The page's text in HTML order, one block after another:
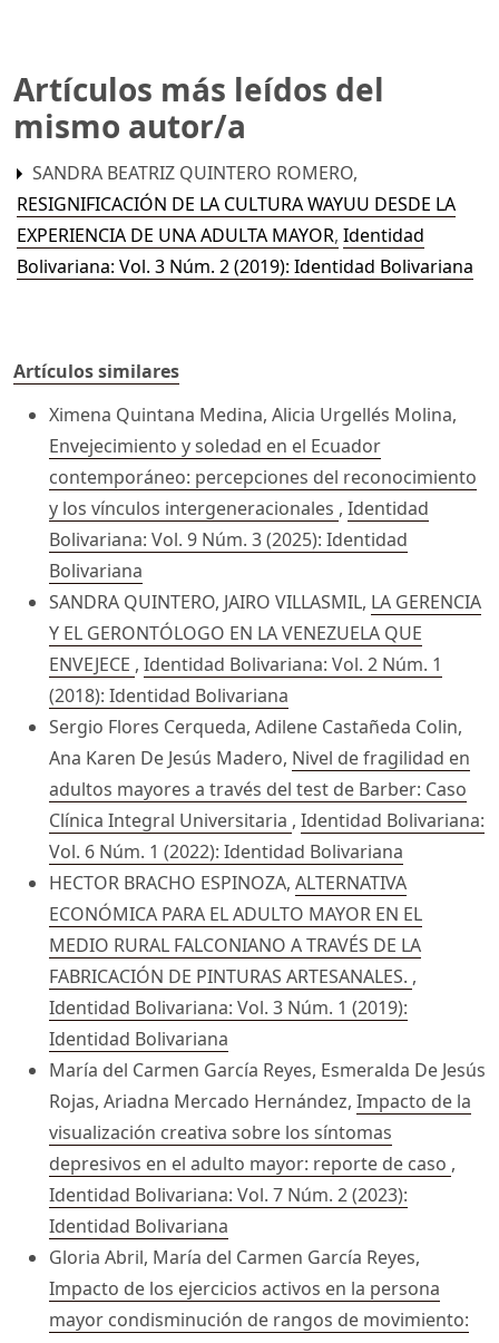
Artículos más leídos del
mismo autor/a
SANDRA BEATRIZ QUINTERO ROMERO,
RESIGNIFICACIÓN DE LA CULTURA WAYUU DESDE LA
EXPERIENCIA DE UNA ADULTA MAYOR, Identidad
Bolivariana: Vol. 3 Núm. 2 (2019): Identidad Bolivariana
Artículos similares
Ximena Quintana Medina, Alicia Urgellés Molina,
Envejecimiento y soledad en el Ecuador
contemporáneo: percepciones del reconocimiento
y los vínculos intergeneracionales , Identidad
Bolivariana: Vol. 9 Núm. 3 (2025): Identidad
Bolivariana
SANDRA QUINTERO, JAIRO VILLASMIL, LA GERENCIA
Y EL GERONTÓLOGO EN LA VENEZUELA QUE
ENVEJECE , Identidad Bolivariana: Vol. 2 Núm. 1
(2018): Identidad Bolivariana
Sergio Flores Cerqueda, Adilene Castañeda Colin,
Ana Karen De Jesús Madero, Nivel de fragilidad en
adultos mayores a través del test de Barber: Caso
Clínica Integral Universitaria , Identidad Bolivariana:
Vol. 6 Núm. 1 (2022): Identidad Bolivariana
HECTOR BRACHO ESPINOZA, ALTERNATIVA
ECONÓMICA PARA EL ADULTO MAYOR EN EL
MEDIO RURAL FALCONIANO A TRAVÉS DE LA
FABRICACIÓN DE PINTURAS ARTESANALES. ,
Identidad Bolivariana: Vol. 3 Núm. 1 (2019):
Identidad Bolivariana
María del Carmen García Reyes, Esmeralda De Jesús
Rojas, Ariadna Mercado Hernández, Impacto de la
visualización creativa sobre los síntomas
depresivos en el adulto mayor: reporte de caso ,
Identidad Bolivariana: Vol. 7 Núm. 2 (2023):
Identidad Bolivariana
Gloria Abril, María del Carmen García Reyes,
Impacto de los ejercicios activos en la persona
mayor condisminución de rangos de movimiento: